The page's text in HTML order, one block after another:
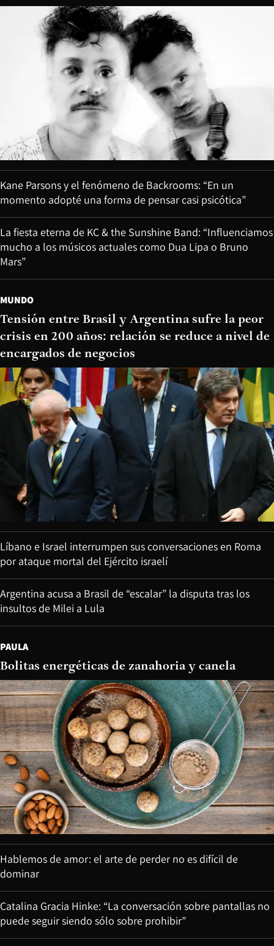
Kane Parsons y el fenómeno de Backrooms: “En un
momento adopté una forma de pensar casi psicótica”
La fiesta eterna de KC & the Sunshine Band: “Influenciamos
mucho a los músicos actuales como Dua Lipa o Bruno
Mars”
MUNDO
Tensión entre Brasil y Argentina sufre la peor
crisis en 200 años: relación se reduce a nivel de
encargados de negocios
Líbano e Israel interrumpen sus conversaciones en Roma
por ataque mortal del Ejército israelí
Argentina acusa a Brasil de “escalar” la disputa tras los
insultos de Milei a Lula
PAULA
Bolitas energéticas de zanahoria y canela
Hablemos de amor: el arte de perder no es difícil de
dominar
Catalina Gracia Hinke: “La conversación sobre pantallas no
puede seguir siendo sólo sobre prohibir”